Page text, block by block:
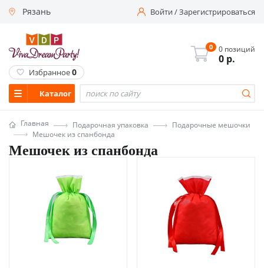
Рязань Войти/Зарегистрироваться
Каталог
0 0 позиций
0 р.
Избранное0
Главная Подарочная упаковка
Подарочные мешочки
Мешочек из спанбонда
Мешочек из спанбонда